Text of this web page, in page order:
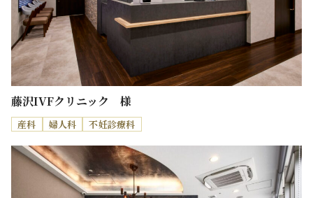
藤沢IVFクリニック 様
産科 婦人科 不妊診療科